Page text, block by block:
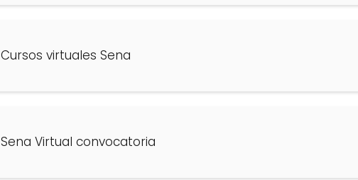
Cursos virtuales Sena
Sena Virtual convocatoria